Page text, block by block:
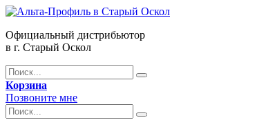
Официальный дистрибьютор
в г. Старый Оскол
Корзина
Позвоните мне